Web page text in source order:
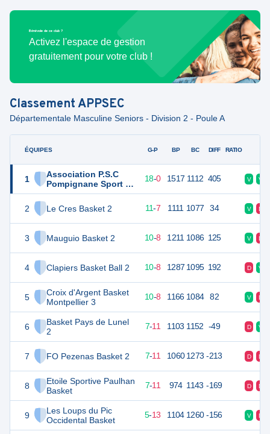
Bénévole de ce club ?
Activez l'espace de gestion
gratuitement pour votre club !
ClassementAPPSEC
Départementale Masculine Seniors - Division 2 - Poule A
ÉQUIPES
1
Association P.S.C
Pompignane Sport et
Culture
2
Le Cres Basket 2
3 Mauguio Basket 2
4 Clapiers Basket Ball 2
5
Croix d'Argent Basket
Montpellier 3
6
Basket Pays de Lunel
2
7 FO Pezenas Basket 2
8
Etoile Sportive Paulhan
Basket
9
Les Loups du Pic
Occidental Basket
G-P BP BC DIFF RATIO
36 18-0 1517 1112 405 V V
29 11-7 1111 1077 34 V D
28 10-8 1211 1086 125 V D
28 18 10-8 1287 1095 192 D V
28 18 10-8 1166 1084 82 V D
25 18 7-11 1103 1152 -49 D V
25 18 7-11 1060 1273 -213 D D
25 18 7-11 974 1143 -169 D D
23 5-13 1104 1260 -156 V D